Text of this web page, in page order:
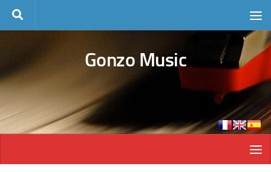
Skip to content
Gonzo Music